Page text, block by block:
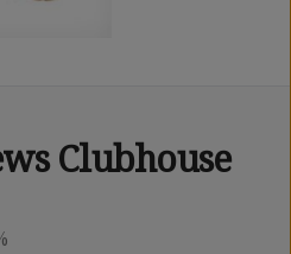
Clubhouse